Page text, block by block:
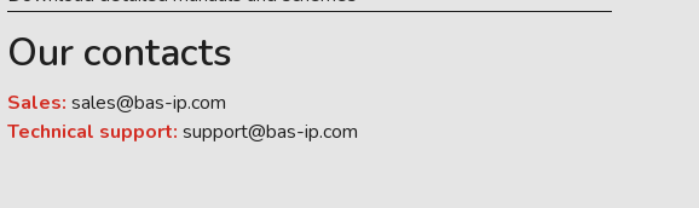
Our contacts
Sales: sales@bas-ip.com
Technical support: support@bas-ip.com